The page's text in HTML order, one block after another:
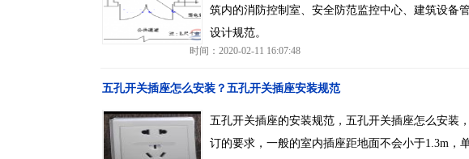
筑内的消防控制室、安全防范监控中心、建筑设备
设计规范。
时间：2020-02-11 16:07:48
五孔开关插座怎么安装？五孔开关插座安装规范
五孔开关插座的安装规范，五孔开关插座怎么安装
订的要求，一般的室内插座距地面不会小于1.3m，